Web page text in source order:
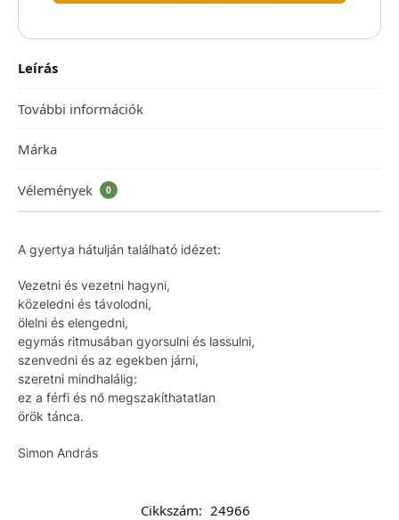
Leírás
További információk
Márka
Vélemények 0
A gyertya hátulján található idézet:
Vezetni és vezetni hagyni,
közeledni és távolodni,
ölelni és elengedni,
egymás ritmusában gyorsulni és lassulni,
szenvedni és az egekben járni,
szeretni mindhalálig:
ez a férfi és nő megszakíthatatlan
örök tánca.
Simon András
Cikkszám: 24966